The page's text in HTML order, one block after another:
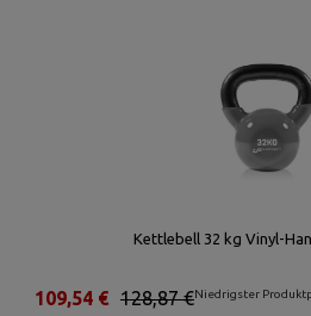
Kettlebell 32 kg Vinyl-
Niedrigster
128,87 €
109,54 €